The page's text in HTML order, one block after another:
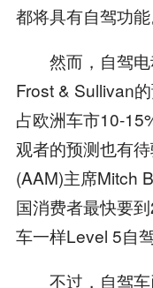
都将具有自驾功能
然而，自驾电
Frost & Sullivan
占欧洲车市10-
观者的预测也有
(AAM)主席Mitch
国消费者最快要
车一样Level 5自驾
不过，自驾车